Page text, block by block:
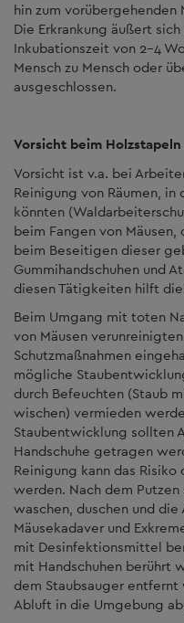
hin zum vorübergehenden
Die Erkrankung äußert
Inkubationszeit von 2-4
Mensch zu Mensch oder
ausgeschlossen.
Vorsicht beim
Vorsicht ist v.a. bei
Reinigung von Räumen,
könnten
beim Fangen von
beim Beseitigen dieser
Gummihandschuhen und
diesen Tätigkeiten hilft
Beim Umgang mit toten
von Mäusen
Schutzmaßnahmen
mögliche
durch Befeuchten (Staub
wischen) vermieden
Staubentwicklung sollten
Handschuhe getragen
Reinigung kann das
werden. Nach dem
waschen, duschen und
Mäusekadaver und
mit Desinfektionsmittel
mit Handschuhen berührt
dem Staubsauger
Abluft in die Umgebung